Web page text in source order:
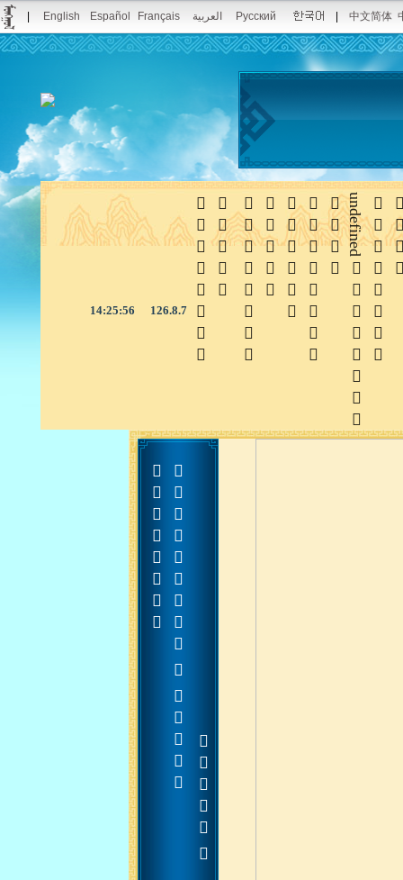
English Español Français العربية Русский 中文简体
14:25:57 126.8.7

 
undefined















































